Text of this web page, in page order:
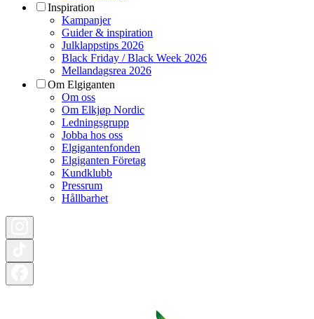
Inspiration
Kampanjer
Guider & inspiration
Julklappstips 2026
Black Friday / Black Week 2026
Mellandagsrea 2026
Om Elgiganten
Om oss
Om Elkjøp Nordic
Ledningsgrupp
Jobba hos oss
Elgigantenfonden
Elgiganten Företag
Kundklubb
Pressrum
Hållbarhet